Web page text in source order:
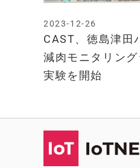
CAST、徳島津田
減肉モニタリン
実験を開始
2023-12-26